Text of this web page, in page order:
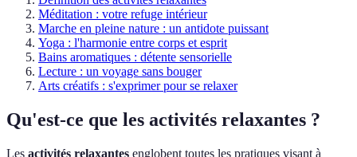
Méditation : votre refuge intérieur
Marche en pleine nature : un antidote puissant
Yoga : l'harmonie entre corps et esprit
Bains aromatiques : détente sensorielle
Lecture : un voyage sans bouger
Arts créatifs : s'exprimer pour se relaxer
Qu'est-ce que les activités relaxantes ?
Les activités relaxantes englobent toutes les pratiques visant à